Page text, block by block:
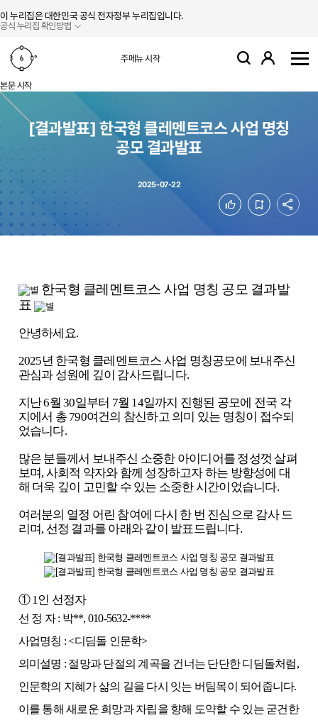
이 누리집은 대한민국 공식 전자정부 누리집입니다.
공식 누리집 확인방법
주메뉴 시작 검색 로그인
본문 시작
[결과발표] 한국형 클레멘트코스 사업 명칭
공모 결과발표
2025-07-22
좋아요 북마크
한국형 클레멘트코스 사업 명칭 공모 결과발
표
안녕하세요.
2025년 한국형 클레멘트코스 사업 명칭공모에 보내주신
관심과 성원에 깊이 감사드립니다.
지난 6월 30일부터 7월 14일까지 진행된 공모에 전국 각
지에서 총 790여건의 참신하고 의미 있는 명칭이 접수되
었습니다.
많은 분들께서 보내주신 소중한 아이디어를 정성껏 살펴
보며, 사회적 약자와 함께 성장하고자 하는 방향성에 대
해 더욱 깊이 고민할 수 있는 소중한 시간이었습니다.
여러분의 열정 어린 참여에 다시 한 번 진심으로 감사 드
리며, 선정 결과를 아래와 같이 발표드립니다.
① 1인 선정자
선 정 자 : 박**, 010-5632-****
사업명칭 : <디딤돌 인문학>
의미설명 : 절망과 단절의 계곡을 건너는 단단한 디딤돌처럼,
인문학의 지혜가 삶의 길을 다시 잇는 버팀목이 되어줍니다.
이를 통해 새로운 희망과 자립을 향해 도약할 수 있는 굳건한